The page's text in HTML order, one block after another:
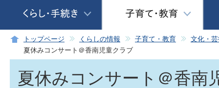
トップページ くらしの情報 子育て・教育
文化・
夏休みコンサート＠香南児童クラブ
夏休みコンサート＠香南